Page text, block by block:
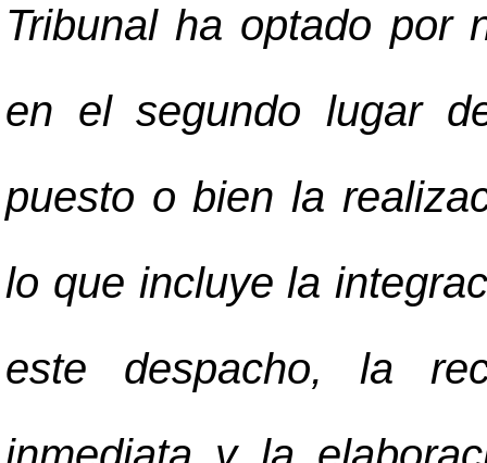
Tribunal ha optado por
en el segundo lugar
puesto o bien la
lo que incluye la
este despacho, la